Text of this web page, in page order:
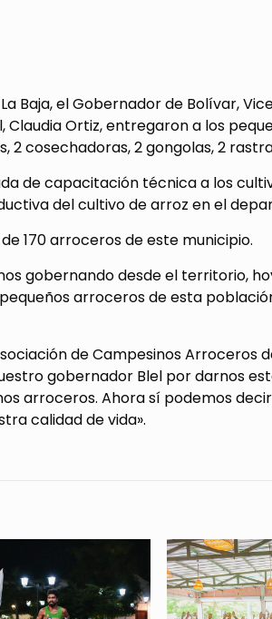
Baja, el Gobernador de Bolívar,
Ortiz, entregaron a los
cosechadoras, 2 gongolas, 2
de capacitación técnica a los
del cultivo de arroz en el
170 arroceros de este municipio.
gobernando desde el territorio,
arroceros de esta
de Campesinos Arroceros
gobernador Blel por darnos
arroceros. Ahora sí podemos
calidad de vida».